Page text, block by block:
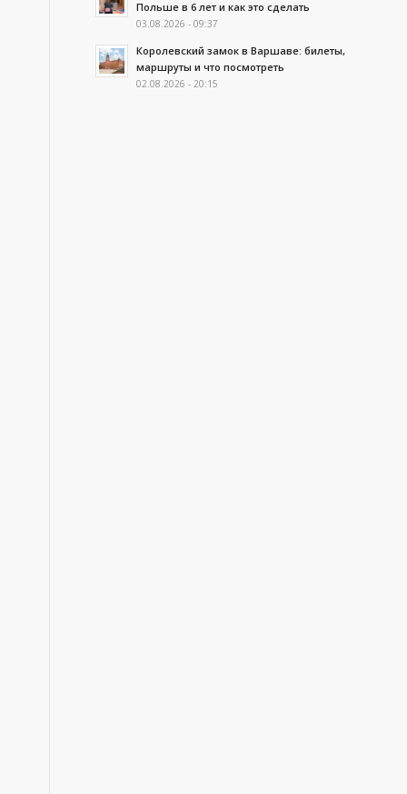
Польше в 6 лет и как это сделать
03.08.2026 - 09:37
Королевский замок в Варшаве: билеты,
маршруты и что посмотреть
02.08.2026 - 20:15